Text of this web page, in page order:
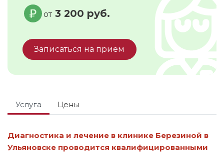
от3 200 руб.
Записаться на прием
Услуга Цены
Диагностика и лечение в клинике Березиной в
Ульяновске проводится квалифицированными